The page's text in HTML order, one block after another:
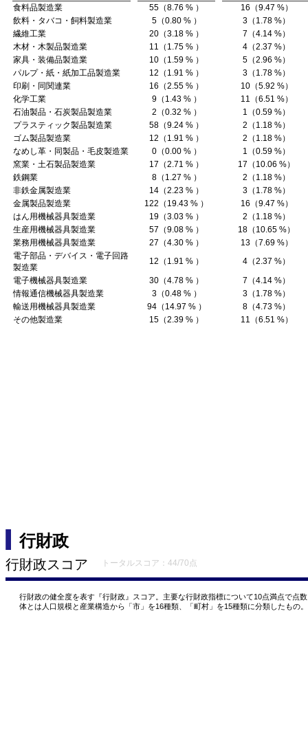
食料品製造業
55（8.76 % ）
16（9.47 %）
飲料・タバコ・飼料製造業
5（0.80 % ）
3（1.78 %）
繊維工業
20（3.18 % ）
7（4.14 %）
木材・木製品製造業
11（1.75 % ）
4（2.37 %）
家具・装備品製造業
10（1.59 % ）
5（2.96 %）
パルプ・紙・紙加工品製造業
12（1.91 % ）
3（1.78 %）
印刷・同関連業
16（2.55 % ）
10（5.92 %）
化学工業
9（1.43 % ）
11（6.51 %）
石油製品・石炭製品製造業
2（0.32 % ）
1（0.59 %）
プラスティック製品製造業
58（9.24 % ）
2（1.18 %）
ゴム製品製造業
12（1.91 % ）
2（1.18 %）
なめし革・同製品・毛皮製造業
0（0.00 % ）
1（0.59 %）
窯業・土石製品製造業
17（2.71 % ）
17（10.06 %）
鉄鋼業
8（1.27 % ）
2（1.18 %）
非鉄金属製造業
14（2.23 % ）
3（1.78 %）
金属製品製造業
122（19.43 % ）
16（9.47 %）
はん用機械器具製造業
19（3.03 % ）
2（1.18 %）
生産用機械器具製造業
57（9.08 % ）
18（10.65 %）
業務用機械器具製造業
27（4.30 % ）
13（7.69 %）
電子部品・デバイス・電子回路
製造業
12（1.91 % ）
4（2.37 %）
電子機械器具製造業
30（4.78 % ）
7（4.14 %）
情報通信機械器具製造業
3（0.48 % ）
3（1.78 %）
輸送用機械器具製造業
94（14.97 % ）
8（4.73 %）
その他製造業
15（2.39 % ） 11（6.51 %）
行財政
行財政スコア トータルスコア：44/70点
行財政の健全度を表す『行財政』スコア。主要な行財政指標について10点満点で点
体とは人口規模と産業構造から「市」を16種類、「町村」を15種類に分類したもの